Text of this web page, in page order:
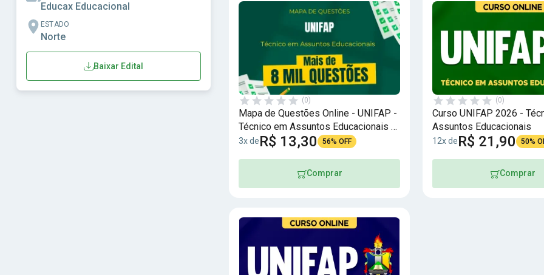
Educax Educacional
ESTADO
Norte
Baixar Edital
(0)
Mapa de Questões Online - UNIFAP -
Técnico em Assuntos Educacionais -
8 Mil Questões
3x deR$ 13,30 56% OFF
Comprar
(0)
Curso UNIFAP 2026 -
Assuntos Educacionais
12x deR$ 21,90 50%
Comprar